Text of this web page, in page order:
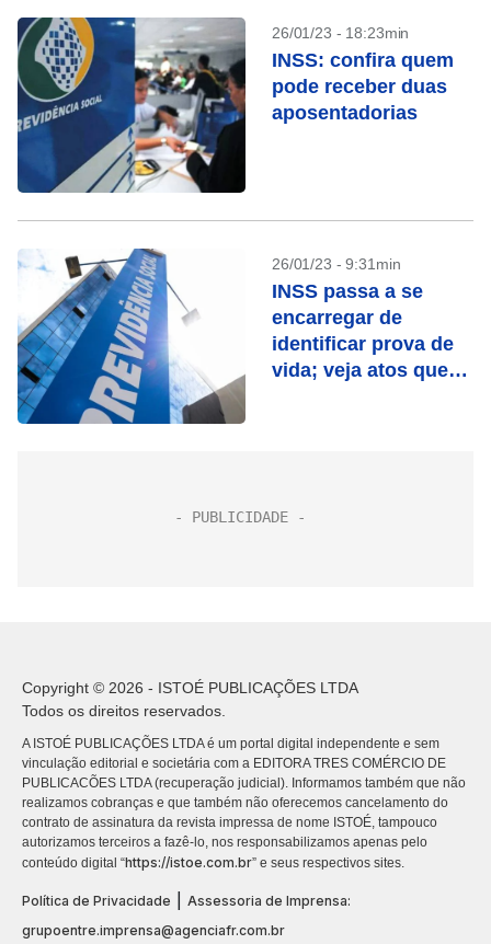
26/01/23 - 18:23min
INSS: confira quem
pode receber duas
aposentadorias
26/01/23 - 9:31min
INSS passa a se
encarregar de
identificar prova de
vida; veja atos que
Copyright © 2026 - ISTOÉ PUBLICAÇÕES LTDA
Todos os direitos reservados.
A ISTOÉ PUBLICAÇÕES LTDA é um portal digital independente e sem
vinculação editorial e societária com a EDITORA TRES COMÉRCIO DE
PUBLICACÕES LTDA (recuperação judicial). Informamos também que não
realizamos cobranças e que também não oferecemos cancelamento do
contrato de assinatura da revista impressa de nome ISTOÉ, tampouco
autorizamos terceiros a fazê-lo, nos responsabilizamos apenas pelo
conteúdo digital “https://istoe.com.br” e seus respectivos sites.
Política de Privacidade
Assessoria de Imprensa:
grupoentre.imprensa@agenciafr.com.br